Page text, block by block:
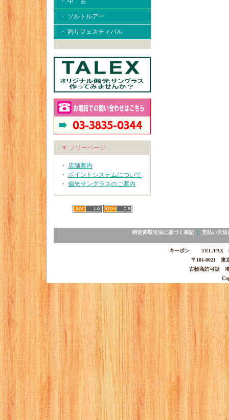
・ ソルトルアー
・ 釣りフェスティバル
▼ フリーページ
・ 店舗案内
・ ポイントシステムについて
・ 偏光サングラスのご案内
特定商取引法に基づく表記｜ 支払い方法
キーポン TEL/FAX
〒101-0021 東
古物商許可証